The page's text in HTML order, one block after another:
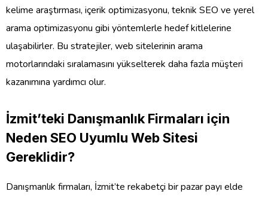
kelime araştırması, içerik optimizasyonu, teknik SEO ve yerel
arama optimizasyonu gibi yöntemlerle hedef kitlelerine
ulaşabilirler. Bu stratejiler, web sitelerinin arama
motorlarındaki sıralamasını yükselterek daha fazla müşteri
kazanımına yardımcı olur.
İzmit’teki Danışmanlık Firmaları için
Neden SEO Uyumlu Web Sitesi
Gereklidir?
Danışmanlık firmaları, İzmit’te rekabetçi bir pazar payı elde